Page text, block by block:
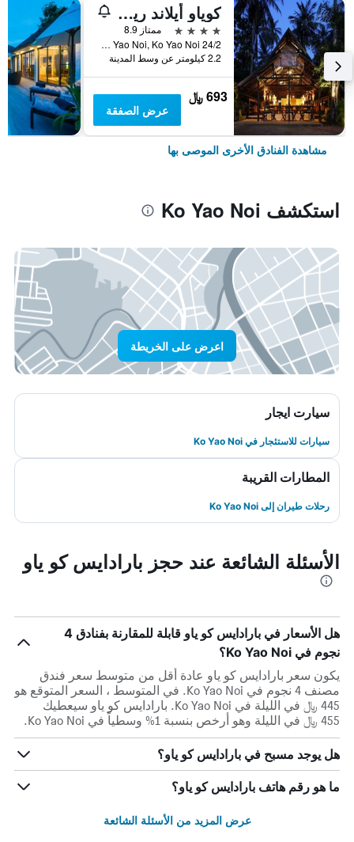
كوياو أيلاند ريزورت
4 نجوم
ممتاز 8.9
24/2 Moo 5, T. Koh Yao Noi, Ko Yao Noi, تايلاند
2.2 كيلومتر عن وسط المدينة
693 ﷼
عرض الصفقة
مشاهدة الفنادق الأخرى الموصى بها
استكشف Ko Yao Noi
اعرض على الخريطة
سيارت ايجار
سيارات للاستئجار في Ko Yao Noi
المطارات القريبة
رحلات طيران إلى Ko Yao Noi
الأسئلة الشائعة عند حجز بارادايس كو ياو
هل الأسعار في بارادايس كو ياو قابلة للمقارنة بفنادق 4
نجوم في Ko Yao Noi؟
يكون سعر بارادايس كو ياو عادة أقل من متوسط ​​سعر فندق
مصنف 4 نجوم في Ko Yao Noi. في المتوسط ، السعر المتوقع هو
445 ﷼ في الليلة في Ko Yao Noi. بارادايس كو ياو سيعطيك
455 ﷼ في الليلة وهو أرخص بنسبة 1% وسطياً في Ko Yao Noi.
هل يوجد مسبح في بارادايس كو ياو؟
ما هو رقم هاتف بارادايس كو ياو؟
عرض المزيد من الأسئلة الشائعة